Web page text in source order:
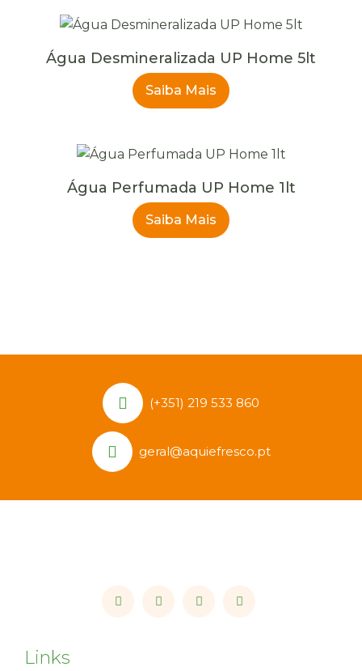
Água Desmineralizada UP Home 5lt
Saiba Mais
Água Perfumada UP Home 1lt
Saiba Mais
(+351) 219 533 860
geral@aquiefresco.pt
Links